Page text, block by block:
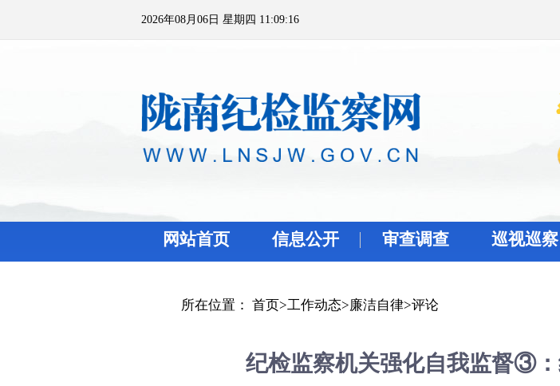
2026年08月06日 星期四 11:09:16
网站首页 信息公开 审查调查 巡视巡察
所在位置： 首页>工作动态>廉洁自律>评论
纪检监察机关强化自我监督③